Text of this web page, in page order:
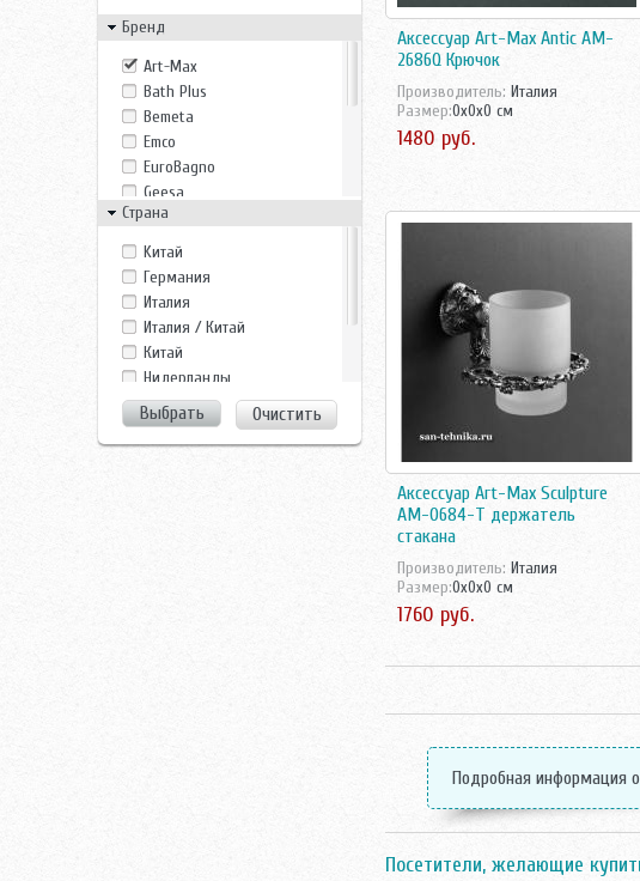
Бренд
Art-Max
Bath Plus
Bemeta
Emco
EuroBagno
Geesa
Gro Welle
Ideal Standard
Inda
Jacob Delafon
Niagara
Osgard
Perfect House
Страна
Kитай
Германия
Италия
Италия / Китай
Китай
Нидерланды
Россия
Чехия
Швеция
Очистить
Аксессуар Art-Max Antic AM-
2686Q Крючок
Производитель: Италия
Размер:0x0x0 см
1480 руб.
Аксессуар Art-Max Sculpture
AM-0684-T держатель
стакана
Производитель: Италия
Размер:0x0x0 см
1760 руб.
Подробная информация
Посетители, желающие